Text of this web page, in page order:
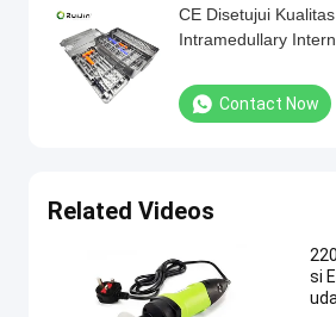
CE Disetujui
Intramedullary
Contact Now
Related Videos
si